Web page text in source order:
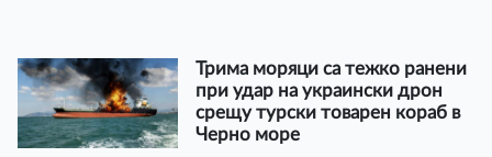
Трима моряци са тежко ранени
при удар на украински дрон
срещу турски товарен кораб в
Черно море